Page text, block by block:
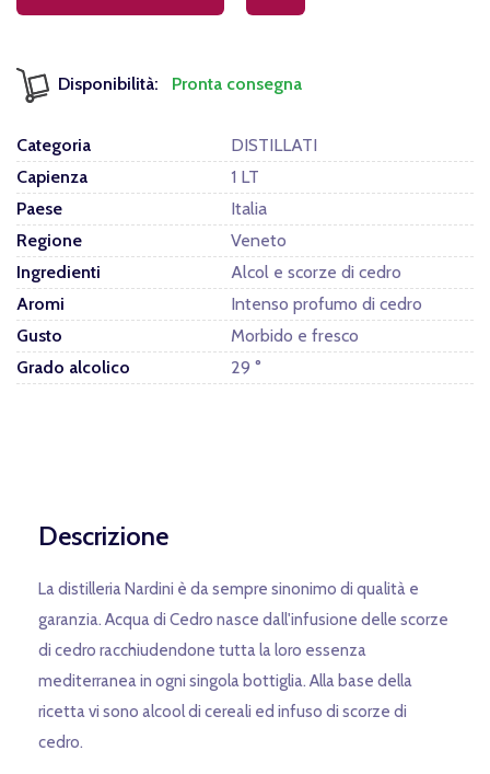
Disponibilità: Pronta consegna
Categoria
DISTILLATI
Capienza
1 LT
Paese
Italia
Regione
Veneto
Ingredienti
Alcol e scorze di cedro
Aromi
Intenso profumo di cedro
Gusto
Morbido e fresco
Grado alcolico
29 °
Descrizione
La distilleria Nardini è da sempre sinonimo di qualità e
garanzia. Acqua di Cedro nasce dall'infusione delle scorze
di cedro racchiudendone tutta la loro essenza
mediterranea in ogni singola bottiglia. Alla base della
ricetta vi sono alcool di cereali ed infuso di scorze di
cedro.